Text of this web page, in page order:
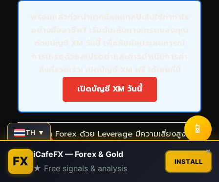
พร้อมแล้วที่จะนำเทคนิคสแกลปิงไปใช้ทำกำไร
อย่างมืออาชีพ? เริ่มต้นเส้นทางเทรดของคุณ
ด้วยบัญชี XM วันนี้ เพื่อสัมผัสประสบการณ์
การเทรดด้วยสเปรดต่ำและการดำเนินการคำ
สั่งที่รวดเร็ว! เปิดบัญชี XM ฟรี ได้เลยที่นี่
เปิดบัญชี XM วันนี้
การเทรด Forex ด้วย Leverage มีความเสี่ยงสูง
และอาจไม่เหมาะสำหรับนักลงทุนทุกคน การลงทุนใน
ตลาด Forex อาจทำให้คุณสูญเสียเงินลงทุนทั้งหมด
หรือมากกว่าเงินลงทุนเริ่มต้นได้ โปรดพิจารณาความ
TH ▼ 📱
FX iCafeFX — Forex & Gold
★ Free signals & analysis
INSTALL
×
Contact us
Open